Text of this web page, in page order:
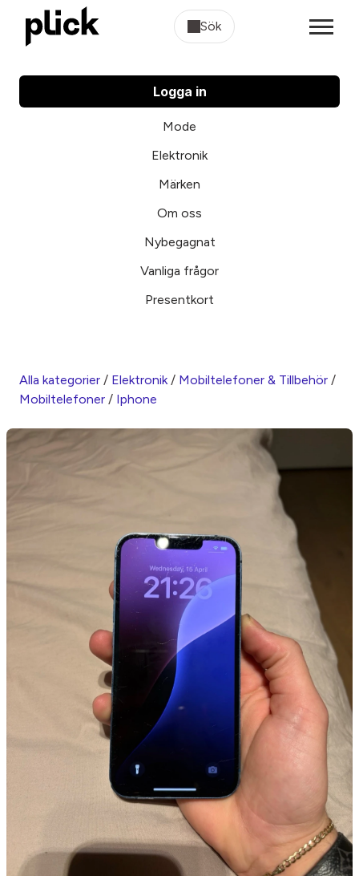
Sök
Logga in
Mode
Elektronik
Märken
Om oss
Nybegagnat
Vanliga frågor
Presentkort
Alla kategorier / Elektronik/ Mobiltelefoner & Tillbehör /
Mobiltelefoner / Iphone